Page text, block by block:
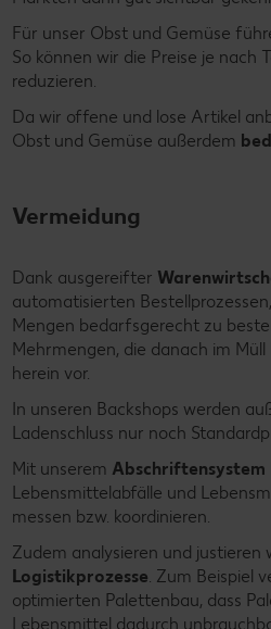
Für unser Obst und Gemüse
So können wir die Preise je nach
reduzieren.
Da wir offene und lose Artikel
Obst und Gemüse außerdem
Vermeidung
Dank ausgereifter
automatisierten
Mengen bedarfsgerecht zu
Mehrmengen, die danach im
herein vor.
In unseren Backshops werden
Ladenschluss nur noch
Mit unserem Abschriftensystem
Lebensmittelabfälle und
messen bzw. koordinieren.
Zudem analysieren und justieren
Logistikprozesse . Zum Beispiel
optimierten Palettenbau, dass
Lebensmittel dadurch